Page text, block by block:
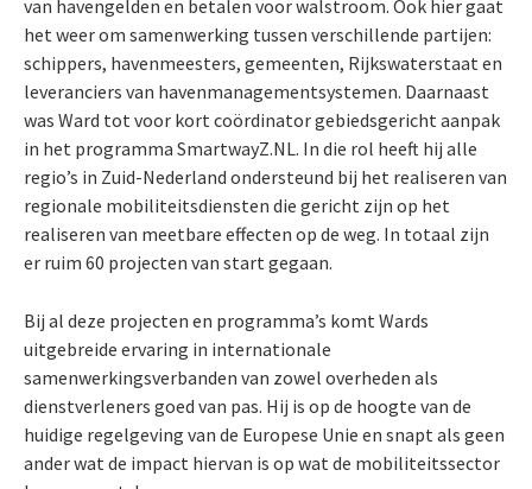
van havengelden en betalen voor walstroom. Ook hier gaat
het weer om samenwerking tussen verschillende partijen:
schippers, havenmeesters, gemeenten, Rijkswaterstaat en
leveranciers van havenmanagementsystemen. Daarnaast
was Ward tot voor kort coördinator gebiedsgericht aanpak
in het programma SmartwayZ.NL. In die rol heeft hij alle
regio’s in Zuid-Nederland ondersteund bij het realiseren van
regionale mobiliteitsdiensten die gericht zijn op het
realiseren van meetbare effecten op de weg. In totaal zijn
er ruim 60 projecten van start gegaan.
Bij al deze projecten en programma’s komt Wards
uitgebreide ervaring in internationale
samenwerkingsverbanden van zowel overheden als
dienstverleners goed van pas. Hij is op de hoogte van de
huidige regelgeving van de Europese Unie en snapt als geen
ander wat de impact hiervan is op wat de mobiliteitssector